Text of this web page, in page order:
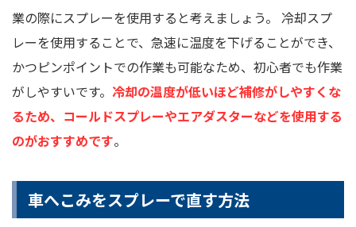
業の際にスプレーを使用すると考えましょう。 冷却スプ
レーを使用することで、急速に温度を下げることができ、
かつピンポイントでの作業も可能なため、初心者でも作業
がしやすいです。 冷却の温度が低いほど補修がしやすくな
るため、コールドスプレーやエアダスターなどを使用する
のがおすすめです。
車へこみをスプレーで直す方法